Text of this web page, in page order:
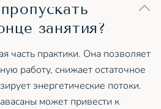
занятия?
часть практики. Она позволяет
работу, снижает остаточное
энергетические потоки.
может привести к